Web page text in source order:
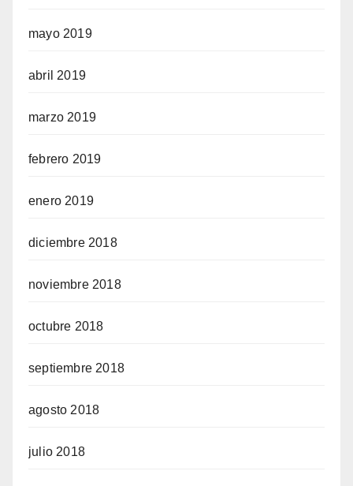
mayo 2019
abril 2019
marzo 2019
febrero 2019
enero 2019
diciembre 2018
noviembre 2018
octubre 2018
septiembre 2018
agosto 2018
julio 2018